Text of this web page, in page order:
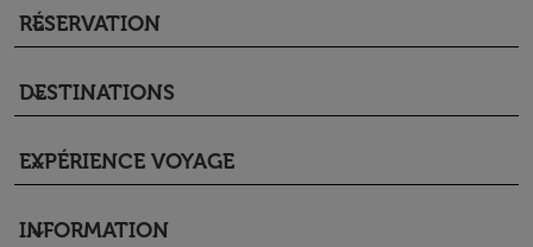
RÉSERVATION
keyboard_arrow_down
DESTINATIONS
keyboard_arrow_down
EXPÉRIENCE VOYAGE
keyboard_arrow_down
INFORMATION
keyboard_arrow_down